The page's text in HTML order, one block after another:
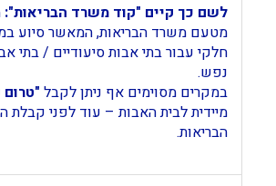
לשם כך קיים "קוד משרד הבריאות":
מטעם משרד הבריאות, המאשר סיוע
חלקי עבור בתי אבות סיעודיים / בתי
נפש.
במקרים מסוימים אף ניתן לקבל "טרום
מיידית לבית האבות – עוד לפני קבלת
הבריאות.